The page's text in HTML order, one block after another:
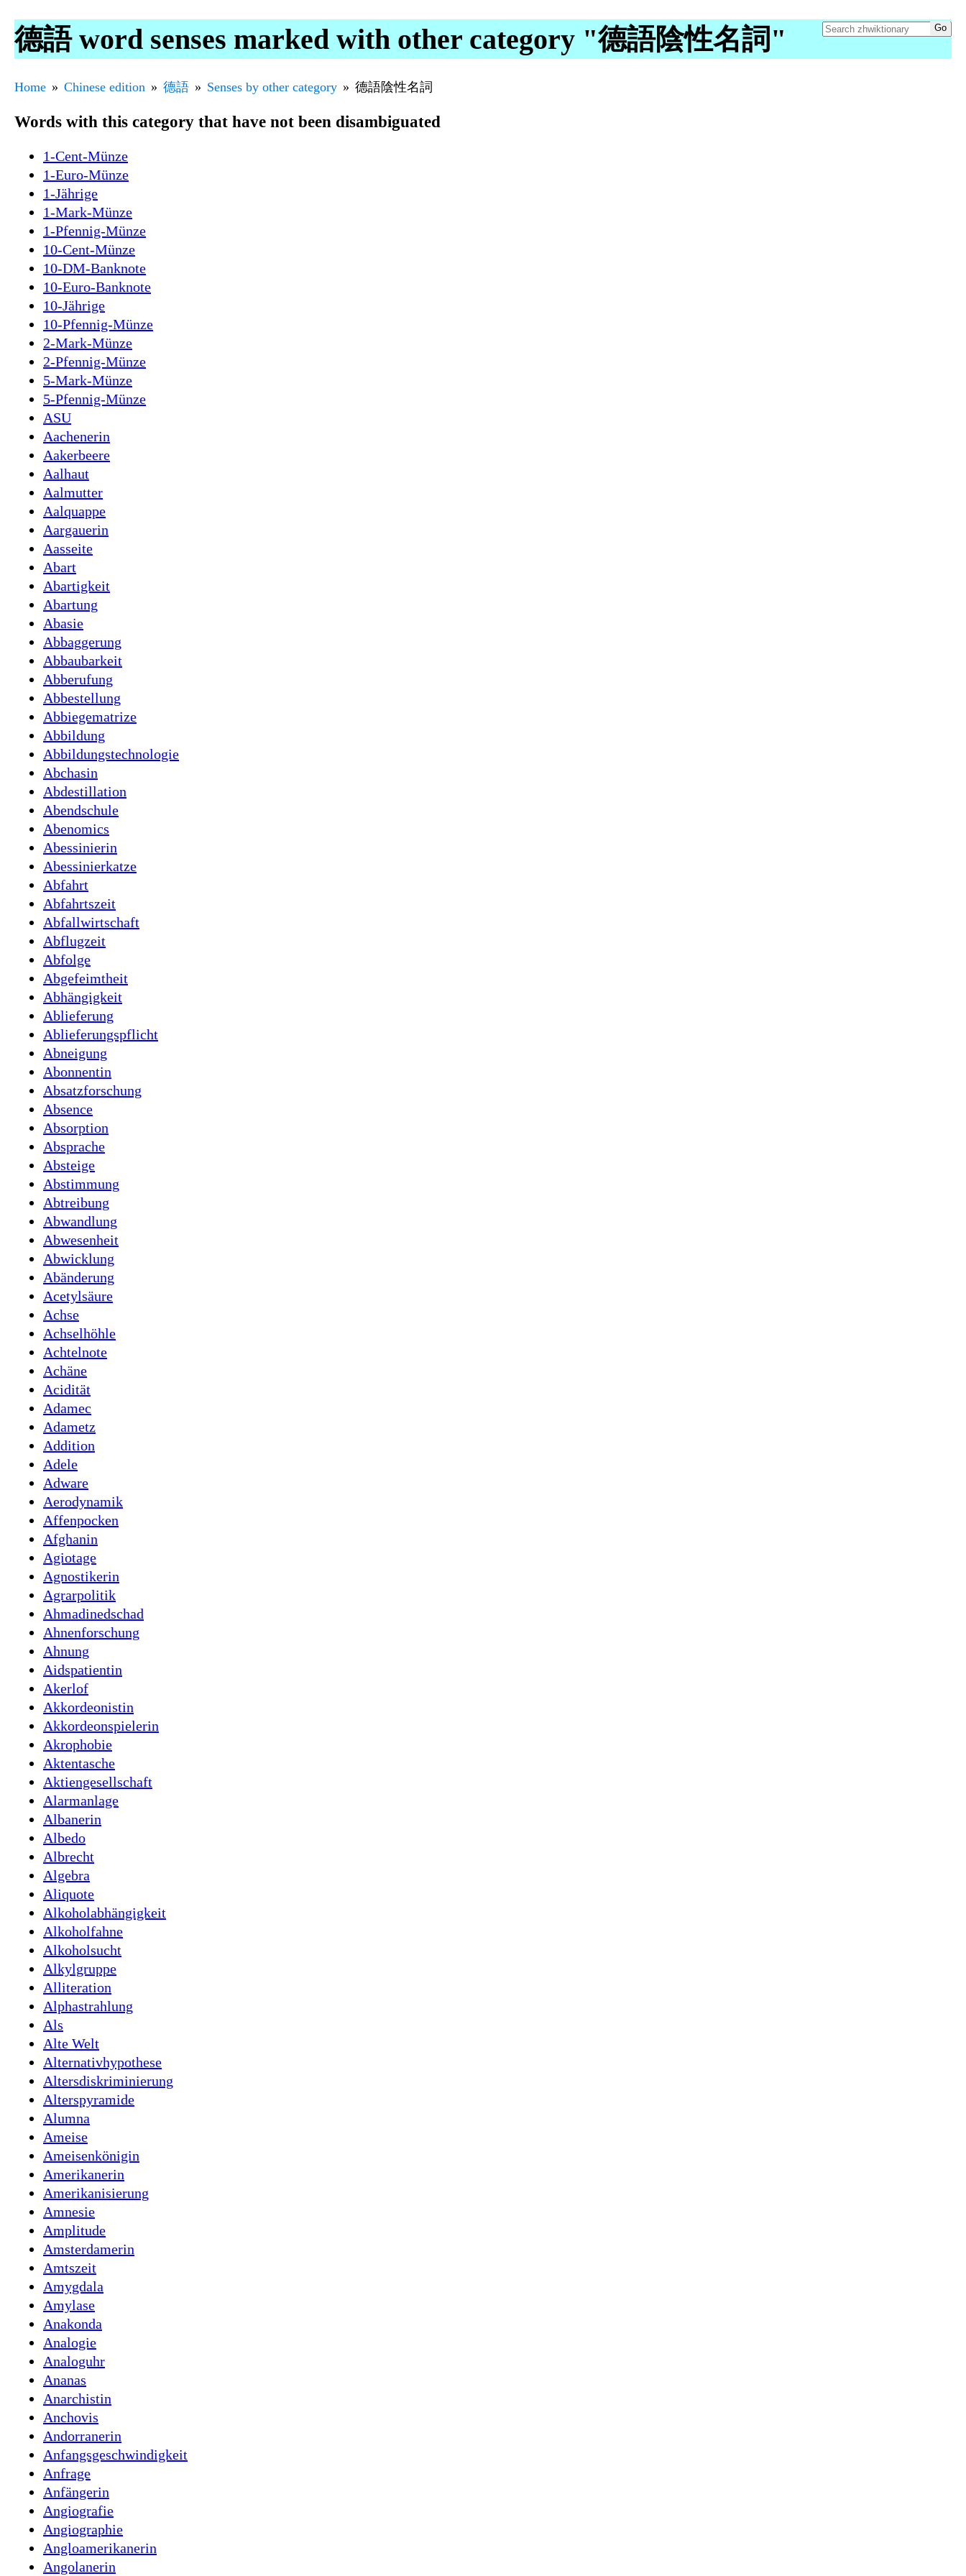
德語 word senses marked with other category "德語陰性名詞"
Home Chinese edition 德語 Senses by other category 德語陰性名詞
Words with this category that have not been disambiguated
1-Cent-Münze
1-Euro-Münze
1-Jährige
1-Mark-Münze
1-Pfennig-Münze
10-Cent-Münze
10-DM-Banknote
10-Euro-Banknote
10-Jährige
10-Pfennig-Münze
2-Mark-Münze
2-Pfennig-Münze
5-Mark-Münze
5-Pfennig-Münze
ASU
Aachenerin
Aakerbeere
Aalhaut
Aalmutter
Aalquappe
Aargauerin
Aasseite
Abart
Abartigkeit
Abartung
Abasie
Abbaggerung
Abbaubarkeit
Abberufung
Abbestellung
Abbiegematrize
Abbildung
Abbildungstechnologie
Abchasin
Abdestillation
Abendschule
Abenomics
Abessinierin
Abessinierkatze
Abfahrt
Abfahrtszeit
Abfallwirtschaft
Abflugzeit
Abfolge
Abgefeimtheit
Abhängigkeit
Ablieferung
Ablieferungspflicht
Abneigung
Abonnentin
Absatzforschung
Absence
Absorption
Absprache
Absteige
Abstimmung
Abtreibung
Abwandlung
Abwesenheit
Abwicklung
Abänderung
Acetylsäure
Achse
Achselhöhle
Achtelnote
Achäne
Acidität
Adamec
Adametz
Addition
Adele
Adware
Aerodynamik
Affenpocken
Afghanin
Agiotage
Agnostikerin
Agrarpolitik
Ahmadinedschad
Ahnenforschung
Ahnung
Aidspatientin
Akerlof
Akkordeonistin
Akkordeonspielerin
Akrophobie
Aktentasche
Aktiengesellschaft
Alarmanlage
Albanerin
Albedo
Albrecht
Algebra
Aliquote
Alkoholabhängigkeit
Alkoholfahne
Alkoholsucht
Alkylgruppe
Alliteration
Alphastrahlung
Als
Alte Welt
Alternativhypothese
Altersdiskriminierung
Alterspyramide
Alumna
Ameise
Ameisenkönigin
Amerikanerin
Amerikanisierung
Amnesie
Amplitude
Amsterdamerin
Amtszeit
Amygdala
Amylase
Anakonda
Analogie
Analoguhr
Ananas
Anarchistin
Anchovis
Andorranerin
Anfangsgeschwindigkeit
Anfrage
Anfängerin
Angiografie
Angiographie
Angloamerikanerin
Angolanerin